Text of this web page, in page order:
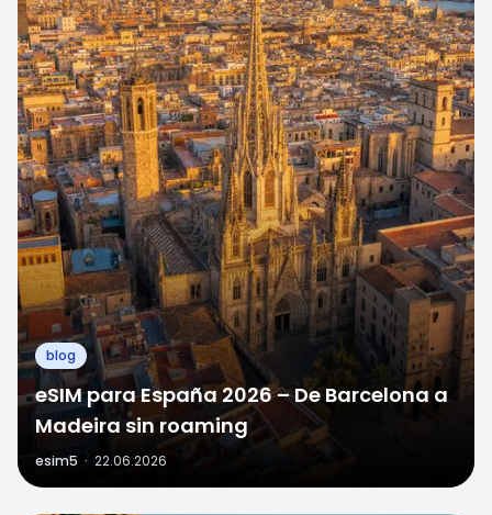
blog
eSIM para España 2026 – De Barcelona a
Madeira sin roaming
esim5 · 22.06.2026